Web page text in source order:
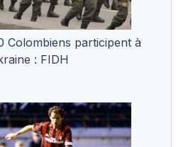
Colombiens participent à
: FIDH